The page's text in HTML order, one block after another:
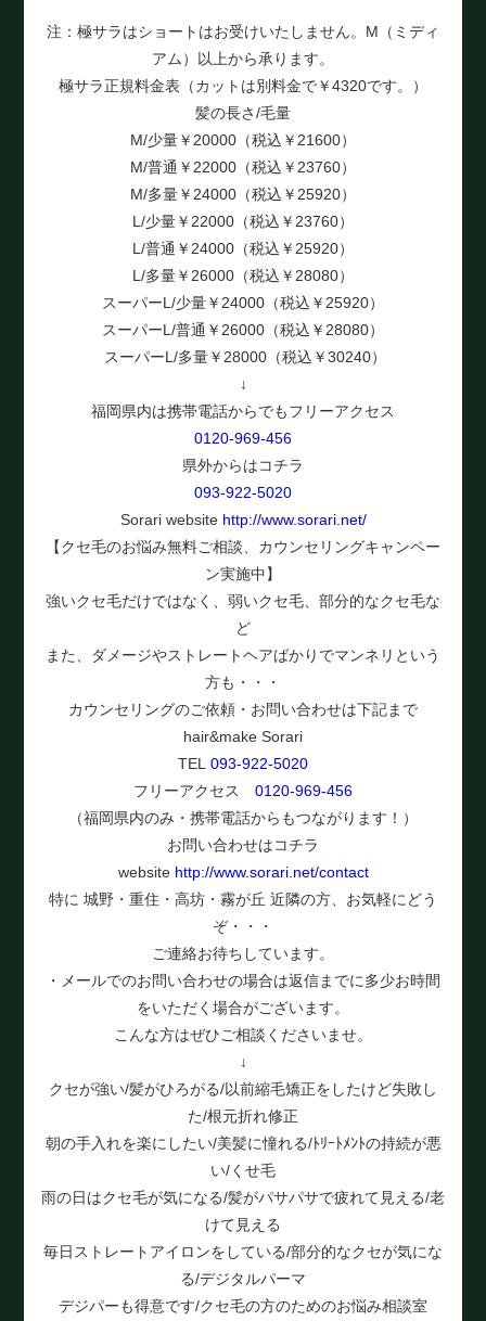
注：極サラはショートはお受けいたしません。M（ミディ
アム）以上から承ります。
極サラ正規料金表（カットは別料金で￥4320です。）
髪の長さ/毛量
M/少量￥20000（税込￥21600）
M/普通￥22000（税込￥23760）
M/多量￥24000（税込￥25920）
L/少量￥22000（税込￥23760）
L/普通￥24000（税込￥25920）
L/多量￥26000（税込￥28080）
スーパーL/少量￥24000（税込￥25920）
スーパーL/普通￥26000（税込￥28080）
スーパーL/多量￥28000（税込￥30240）
↓
福岡県内は携帯電話からでもフリーアクセス
0120-969-456
県外からはコチラ
093-922-5020
Sorari website http://www.sorari.net/
【クセ毛のお悩み無料ご相談、カウンセリングキャンペー
ン実施中】
強いクセ毛だけではなく、弱いクセ毛、部分的なクセ毛な
ど
また、ダメージやストレートヘアばかりでマンネリという
方も・・・
カウンセリングのご依頼・お問い合わせは下記まで
hair&make Sorari
TEL 093-922-5020
フリーアクセス 0120-969-456
（福岡県内のみ・携帯電話からもつながります！）
お問い合わせはコチラ
website http://www.sorari.net/contact
特に 城野・重住・高坊・霧が丘 近隣の方、お気軽にどう
ぞ・・・
ご連絡お待ちしています。
・メールでのお問い合わせの場合は返信までに多少お時間
をいただく場合がございます。
こんな方はぜひご相談くださいませ。
↓
クセが強い/髪がひろがる/以前縮毛矯正をしたけど失敗し
た/根元折れ修正
朝の手入れを楽にしたい/美髪に憧れる/ﾄﾘｰﾄﾒﾝﾄの持続が悪
い/くせ毛
雨の日はクセ毛が気になる/髪がパサパサで疲れて見える/老
けて見える
毎日ストレートアイロンをしている/部分的なクセが気にな
る/デジタルパーマ
デジパーも得意です/クセ毛の方のためのお悩み相談室